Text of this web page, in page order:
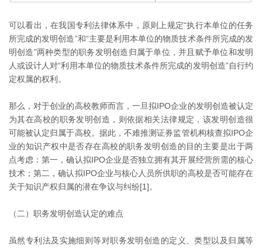
可以看出，在我国专利法律体系中，原则上规定“执行本单位的任务
所完成的发明创造”和“主要是利用本单位的物质技术条件所完成的发
明创造”两种类型的职务发明创造归属于单位，并且赋予单位和发明
人或设计人对“利用本单位的物质技术条件所完成的发明创造”自行约
定权属的权利。
那么，对于创业的高校教师而言，一旦拟IPO企业的发明创造被认定
为其在高校的职务发明创造，则依据相关法律规定，该发明创造很
可能被认定归属于高校。据此，不难推测证券监管机构核查拟IPO企
业的知识产权中是否存在高校的职务发明创造的目的主要是出于两
点考虑：第一，确认拟IPO企业是否独立拥有其开展经营所需的核心
技术；第二，确认拟IPO企业与核心人员所供职的高校是否可能存在
关于知识产权归属的潜在争议与纠纷[1]。
（二）职务发明创造认定的难点
虽然专利法及实施细则等对职务发明创造的定义、类型以及归属等